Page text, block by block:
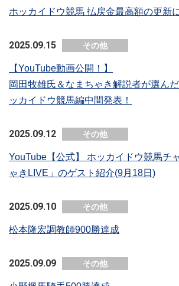
ホッカイドウ競馬 払戻金最高額の更新
2025.09.15 その他
【YouTube動画公開！】
岡田牧雄氏＆なまちゃき解説者が選ん
ッカイドウ競馬編中間発表！
2025.09.12 その他
YouTube【公式】 ホッカイドウ競馬チ
ゃきLIVE」のゲスト紹介(9月18日)
2025.09.10 その他
松本隆宏調教師900勝達成
2025.09.09 その他